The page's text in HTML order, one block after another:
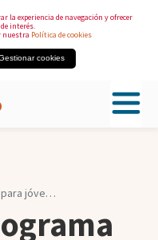
la experiencia de navegación y ofrecer
interés.
nuestra Política de cookies
cookies
Conoce el programa de actividades para jóvenes